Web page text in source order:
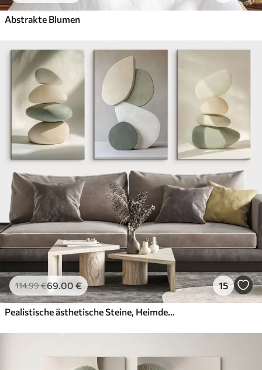
Abstrakte Blumen
114.99€69.00 € 15
Pealistische ästhetische Steine, Heimdekoration, natürliche Beleuchtung